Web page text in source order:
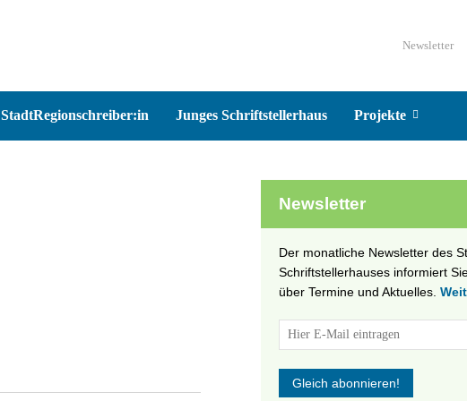
Newsletter
StadtRegionschreiber:in Junges Schriftstellerhaus Projekte
Newsletter
Der monatliche Newsletter des
Schriftstellerhauses informiert
über Termine und Aktuelles.